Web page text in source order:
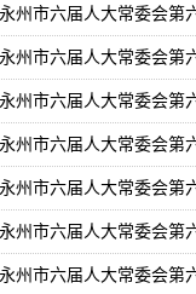
永州市六届人大常委会第
永州市六届人大常委会第
永州市六届人大常委会第
永州市六届人大常委会第
永州市六届人大常委会第
永州市六届人大常委会第
永州市六届人大常委会第